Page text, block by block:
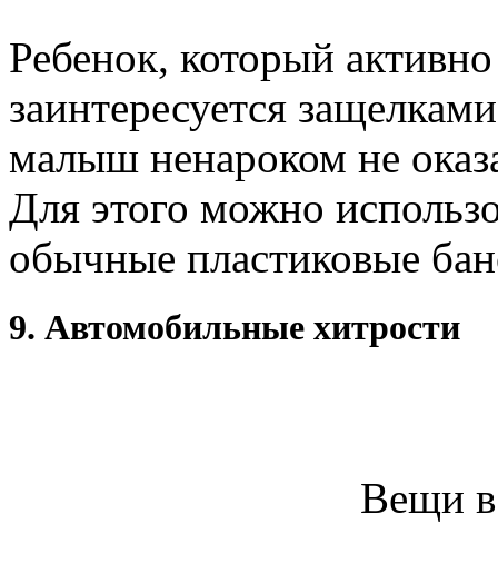
Ребенок, который
заинтересуется
малыш ненароком не
Для этого можно
обычные пластиковые
9. Автомобильные хитрости
Вещи в